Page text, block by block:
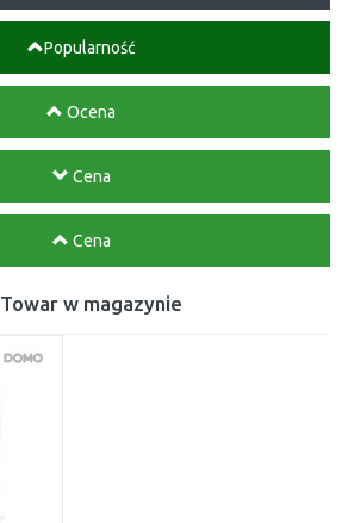
Popularność
Ocena
Cena
Cena
Towar w magazynie